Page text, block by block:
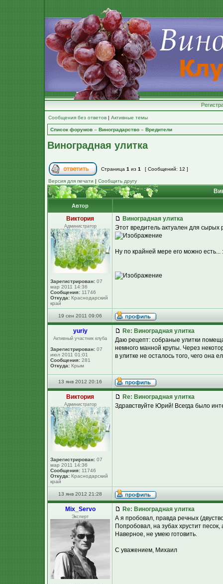
Сообщения без ответов | Активные темы
Список форумов » Виноградарство » Вредители
Виноградная улитка
Страница 1 из 1 [ Сообщений: 12 ]
Версия для печати | Сообщить другу
Автор
Виктория
Администратор
Зарегистрирован: 07
мар 2011 14:36
Сообщения: 11746
Откуда: Краснодарский
край
Виноградная улитка
Этот вредитель актуален для
Ну по крайней мере его можно есть...
19 сен 2011 09:06
yuriy
Активный участник клуба
Зарегистрирован: 07
июл 2011 01:01
Сообщения: 281
Откуда: Крым
Re: Виноградная улитка
Даю рецепт: собраные улитки
немного манной крупы. Через
в улитке не осталось того, чего она
13 янв 2012 20:16
Виктория
Администратор
Зарегистрирован: 07
мар 2011 14:36
Сообщения: 11746
Откуда: Краснодарский
край
Re: Виноградная улитка
Здравствуйте Юрий! Всегда было
13 янв 2012 21:28
Mix_Servo
Эксперт
Re: Виноградная улитка
А я пробовал, правда речных
Попробовал, на зубах хрустит
Наверное, не умею готовить.
С уважением, Михаил